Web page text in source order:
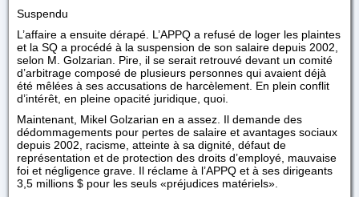
Suspendu
L’affaire a ensuite dérapé. L’APPQ a refusé de loger les plaintes
et la SQ a procédé à la suspension de son salaire depuis 2002,
selon M. Golzarian. Pire, il se serait retrouvé devant un comité
d’arbitrage composé de plusieurs personnes qui avaient déjà
été mêlées à ses accusations de harcèlement. En plein conflit
d’intérêt, en pleine opacité juridique, quoi.
Maintenant, Mikel Golzarian en a assez. Il demande des
dédommagements pour pertes de salaire et avantages sociaux
depuis 2002, racisme, atteinte à sa dignité, défaut de
représentation et de protection des droits d’employé, mauvaise
foi et négligence grave. Il réclame à l’APPQ et à ses dirigeants
3,5 millions $ pour les seuls «préjudices matériels».